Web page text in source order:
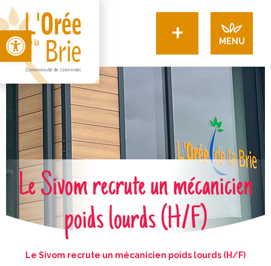
Open toolbar + MENU
Le Sivom recrute un mécanicien
poids lourds (H/F)
Le Sivom recrute un mécanicien poids lourds (H/F)